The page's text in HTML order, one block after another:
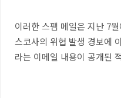
이러한 스팸 메일은 지난 7
스코사의 위협 발생 경보에
라는 이메일 내용이 공개된